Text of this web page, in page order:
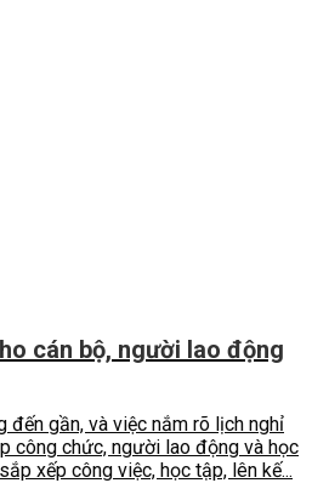
cán bộ, người lao động
đến gần, và việc nắm rõ lịch nghỉ
công chức, người lao động và học
xếp công việc, học tập, lên kế...